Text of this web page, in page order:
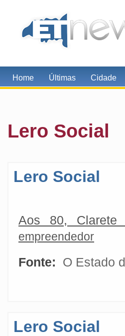
Home Últimas Cidade
Lero Social
Lero Social
Aos 80, Clarete
empreendedor
Fonte:
O Estado
Lero Social